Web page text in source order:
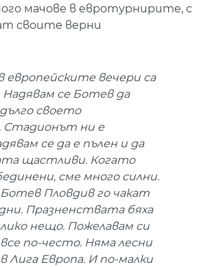
мачове в евротурнирите, с
своите верни
европейските вечери са
Надявам се Ботев да
своето
Стадионът ни е
се да е пълен и да
щастливи. Когато
сме много силни.
Пловдив го чакат
Празненствата бяха
нещо. Пожелавам си
по-често. Няма лесни
Лига Европа. И по-малки